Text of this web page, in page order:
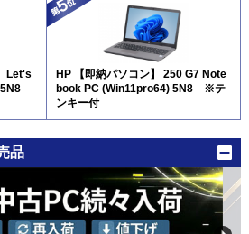
Let's
HP 【即納パソコン】 250 G7 Note
book PC (Win11pro64) 5N8 ※テ
ンキー付
品